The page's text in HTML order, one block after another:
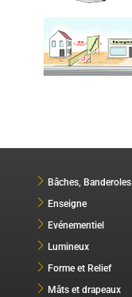
Bâches, Banderoles
Enseigne
Evénementiel
Lumineux
Forme et Relief
Mâts et drapeaux